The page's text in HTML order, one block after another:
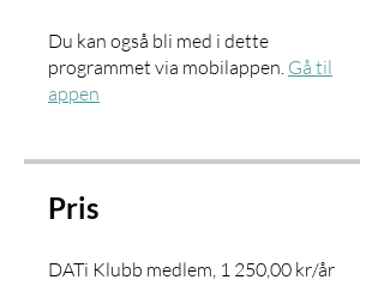
Du kan også bli med i dette
programmet via mobilappen. Gå til
appen
Pris
DATi Klubb medlem, 1 250,00 kr/år